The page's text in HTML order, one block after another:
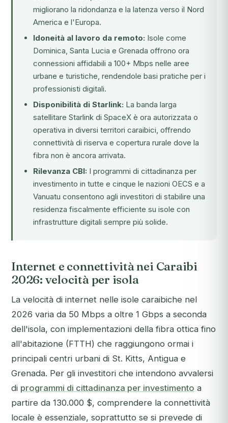
migliorano la ridondanza e la latenza verso il Nord
America e l'Europa.
Idoneità al lavoro da remoto: Isole come
Dominica, Santa Lucia e Grenada offrono ora
connessioni affidabili a 100+ Mbps nelle aree
urbane e turistiche, rendendole basi pratiche per i
professionisti digitali.
Disponibilità di Starlink: La banda larga
satellitare Starlink di SpaceX è ora autorizzata o
operativa in diversi territori caraibici, offrendo
connettività di riserva e copertura rurale dove la
fibra non è ancora arrivata.
Rilevanza CBI: I programmi di cittadinanza per
investimento in tutte e cinque le nazioni OECS e a
Vanuatu consentono agli investitori di stabilire una
residenza fiscalmente efficiente su isole con
infrastrutture digitali sempre più solide.
Internet e connettività nei Caraibi
2026: velocità per isola
La velocità di internet nelle isole caraibiche nel
2026 varia da 50 Mbps a oltre 1 Gbps a seconda
dell'isola, con implementazioni della fibra ottica fino
all'abitazione (FTTH) che raggiungono ormai i
principali centri urbani di St. Kitts, Antigua e
Grenada. Per gli investitori che intendono avvalersi
di programmi di cittadinanza per investimento a
partire da 130.000 $, comprendere la connettività
locale è essenziale, soprattutto se si prevede di